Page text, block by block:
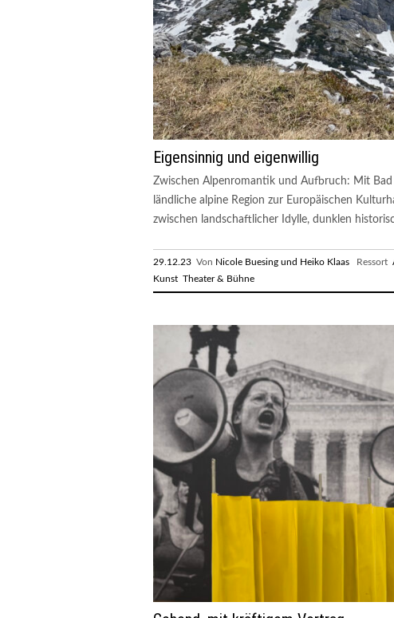
Eigensinnig und eigenwillig
Zwischen Alpenromantik und Aufbruch: Mit
ländliche alpine Region zur Europäischen
zwischen landschaftlicher Idylle, dunklen
29.12.23 Von Nicole Buesing und Heiko Klaas Ressort
Kunst Theater & Bühne